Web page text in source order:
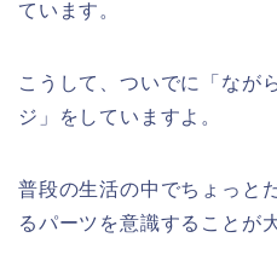
ています。
こうして、ついでに「なが
ジ」をしていますよ。
普段の生活の中でちょっと
るパーツを意識することが